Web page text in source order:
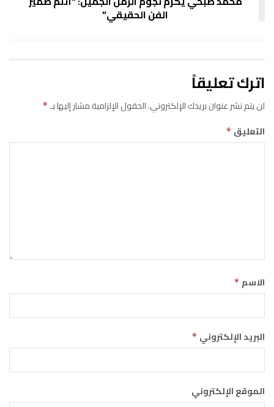
الفن الحقيقي”
اترك تعليقاً
لن يتم نشر عنوان بريدك الإلكتروني.الحقول الإلزامية مشار إليها بـ*
التعليق *
الاسم *
البريد الإلكتروني *
الموقع الإلكتروني